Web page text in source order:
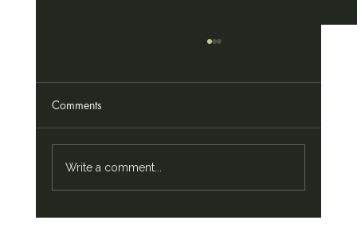
Comments
Write a comment...